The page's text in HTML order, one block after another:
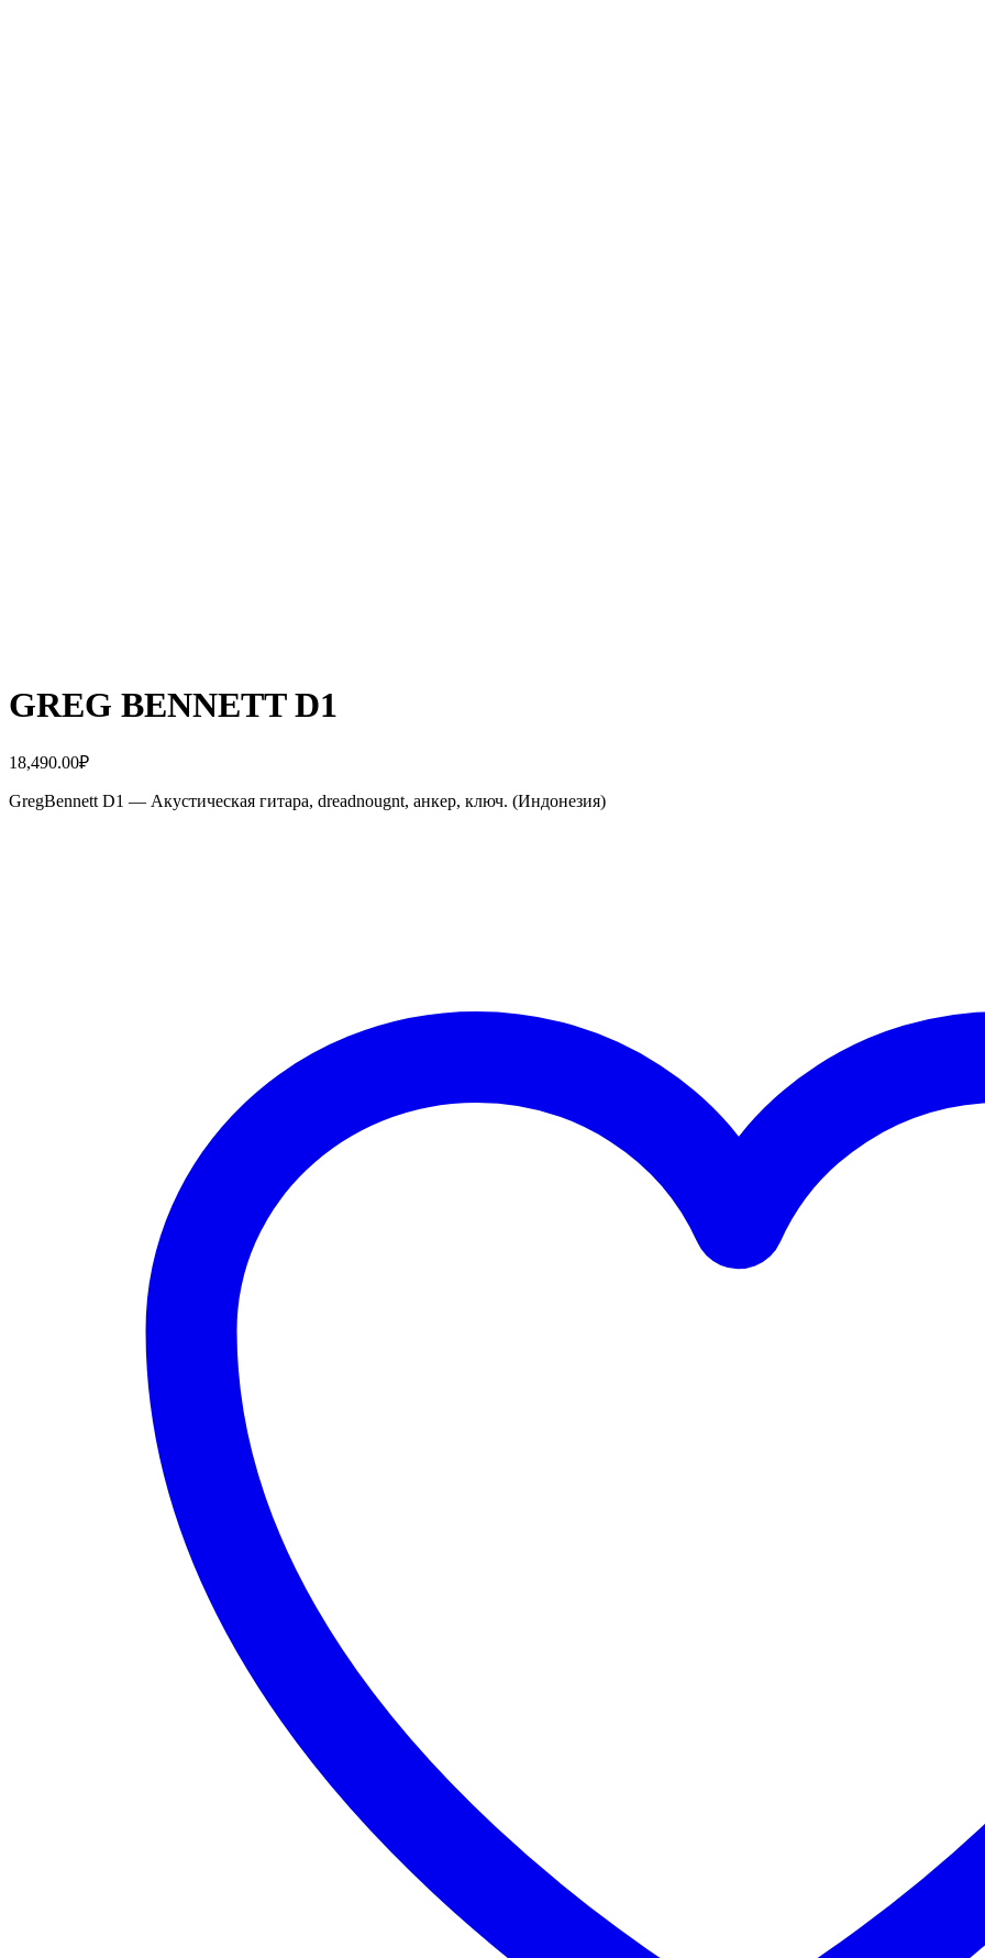
GREG BENNETT D1
18,490.00₽
GregBennett D1 — Акустическая гитара, dreadnougnt, анкер, ключ. (Индонезия)